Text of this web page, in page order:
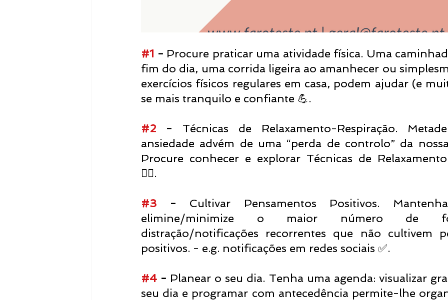
#1 - Procure praticar uma atividade física. Uma
fim do dia, uma corrida ligeira ao amanhecer ou
exercícios físicos regulares em casa, podem ajudar (e
se mais tranquilo e confiante 💪.⠀
#2 - Técnicas de Relaxamento-Respiração.
ansiedade advém de uma “perda de controlo” da
Procure conhecer e explorar Técnicas de
🧘‍♀️. ⠀
#3 - Cultivar Pensamentos Positivos.
elimine/minimize o maior número de
distração/notificações recorrentes que não cultivem
positivos. - e.g. notificações em redes sociais ✅. ⠀
#4 - Planear o seu dia. Tenha uma agenda: visualizar
seu dia e programar com antecedência permite-lhe